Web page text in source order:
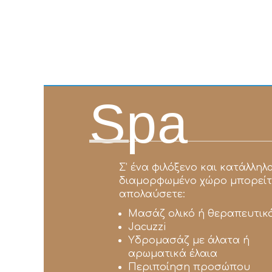
Spa
Σ’ ένα φιλόξενο και
διαμορφωμένο χώρο
απολαύσετε:
Μασάζ ολικό ή
Jacuzzi
Υδρομασάζ με άλατα ή
αρωματικά έλαια
Περιποίηση προσώπου